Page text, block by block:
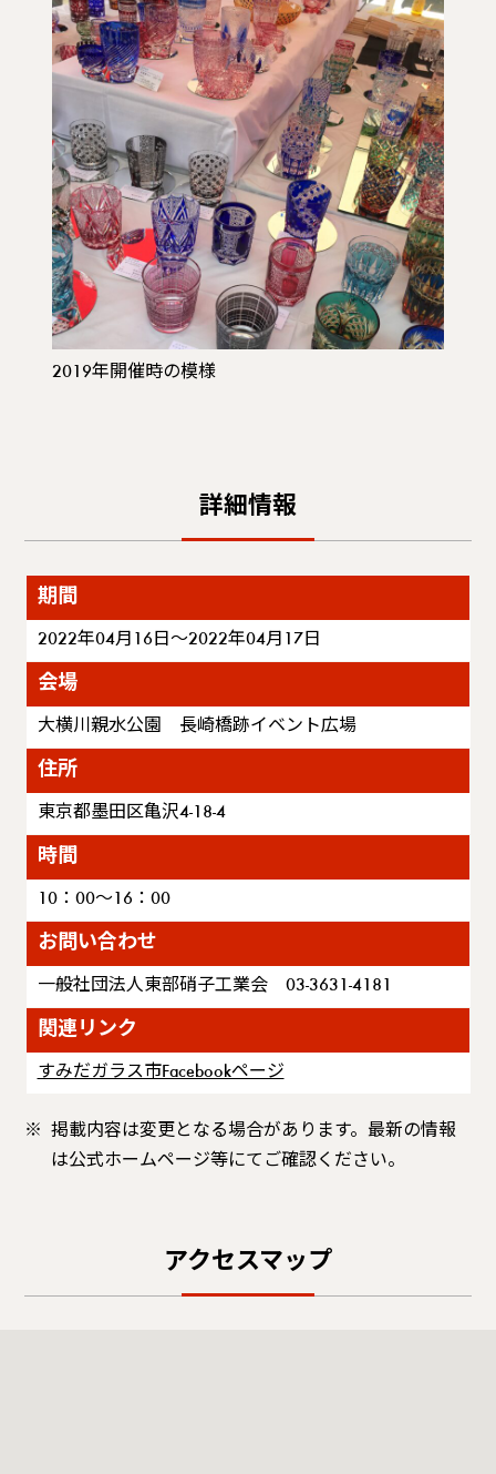
2019年開催時の模様
詳細情報
期間
2022年04月16日～2022年04月17日
会場
大横川親水公園 長崎橋跡イベント広場
住所
東京都墨田区亀沢4-18-4
時間
10：00～16：00
お問い合わせ
一般社団法人東部硝子工業会 03-3631-4181
関連リンク
すみだガラス市Facebookページ
掲載内容は変更となる場合があります。最新の情報
は公式ホームページ等にてご確認ください。
アクセスマップ